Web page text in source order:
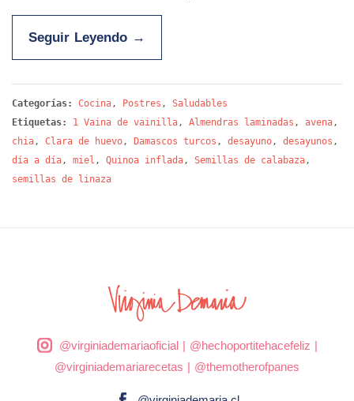
Seguir Leyendo →
Categorías: Cocina, Postres , Saludables
Etiquetas:
1 Vaina de vainilla, Almendras laminadas , avena,
chia, Clara de huevo, Damascos turcos , desayuno, desayunos ,
día a día, miel , Quinoa inflada, Semillas de calabaza,
semillas de linaza
@virginiademariaoficial| @hechoportitehacefeliz |
@virginiademariarecetas | @themotherofpanes